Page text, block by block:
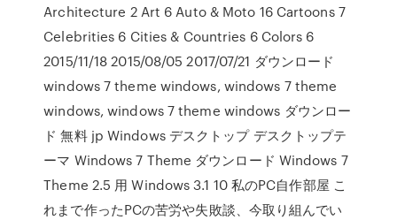
Architecture 2 Art 6 Auto & Moto 16 Cartoons 7
Celebrities 6 Cities & Countries 6 Colors 6
2015/11/18 2015/08/05 2017/07/21 ダウンロード
windows 7 theme windows, windows 7 theme
windows, windows 7 theme windows ダウンロー
ド 無料 jp Windows デスクトップ デスクトップテ
ーマ Windows 7 Theme ダウンロード Windows 7
Theme 2.5 用 Windows 3.1 10 私のPC自作部屋 こ
れまで作ったPCの苦労や失敗談、今取り組んでい